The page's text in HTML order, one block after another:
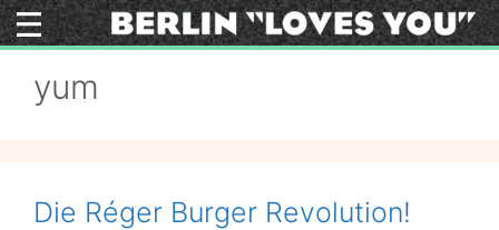
Skip
to
yum
Die Réger Burger Revolution!